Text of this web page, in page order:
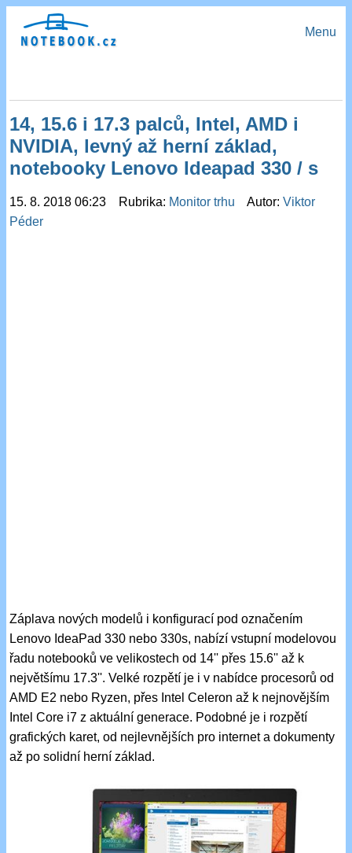
Menu
14, 15.6 i 17.3 palců, Intel, AMD i
NVIDIA, levný až herní základ,
notebooky Lenovo Ideapad 330 / s
15. 8. 2018 06:23 Rubrika: Monitor trhu Autor:Viktor
Péder
Záplava nových modelů i konfigurací pod označením
Lenovo IdeaPad 330 nebo 330s, nabízí vstupní modelovou
řadu notebooků ve velikostech od 14'' přes 15.6'' až k
největšímu 17.3''. Velké rozpětí je i v nabídce procesorů od
AMD E2 nebo Ryzen, přes Intel Celeron až k nejnovějším
Intel Core i7 z aktuální generace. Podobné je i rozpětí
grafických karet, od nejlevnějších pro internet a dokumenty
až po solidní herní základ.